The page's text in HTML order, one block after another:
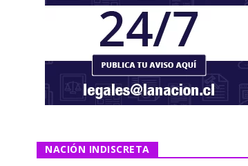
NACIÓN INDISCRETA